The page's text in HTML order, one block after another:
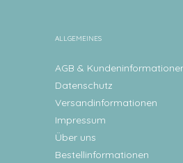
ALLGEMEINES
AGB &
Datenschutz
Versandinformationen
Impressum
Über uns
Bestellinformationen